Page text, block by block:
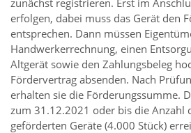
erfolgen, dabei muss das Gerät den
entsprechen. Dann müssen
Handwerkerrechnung, einen
Altgerät sowie den Zahlungsbeleg
Fördervertrag absenden. Nach
erhalten sie die Förderungssumme.
zum 31.12.2021 oder bis die Anzahl
geförderten Geräte (4.000 Stück)